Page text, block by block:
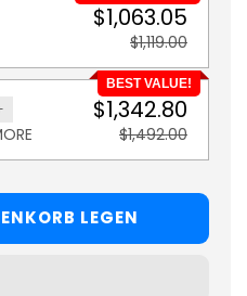
$1,063.05
$1,119.00
BEST VALUE!
$1,342.80
$1,492.00
LEGEN